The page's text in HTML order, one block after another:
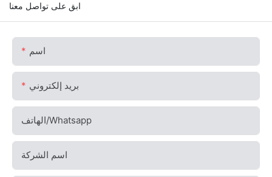
ابق على تواصل معنا
اسم
بريد إلكتروني
الهاتف/whatsapp
اسم الشركة